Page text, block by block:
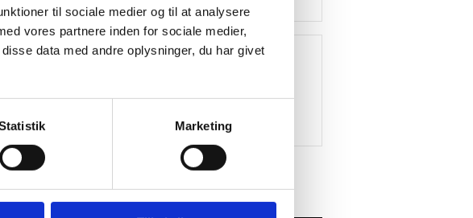
til sociale medier og til at analysere
vores partnere inden for sociale medier,
data med andre oplysninger, du har givet
Marketing
(pdf)